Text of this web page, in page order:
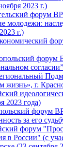
2023 г.)
форум
молодежи:
г.)
форум
жизнь», г.
2023 года)
форум
за его
форум
в России" (с